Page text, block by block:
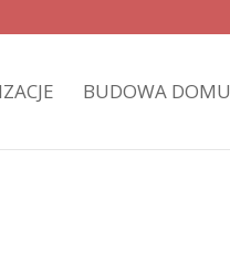
BUDOWA DOMU